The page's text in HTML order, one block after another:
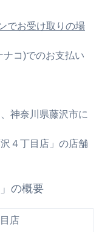
でお受け取りの場
コ)でのお支払い
神奈川県藤沢市に
４丁目店」の店舗
の概要
店